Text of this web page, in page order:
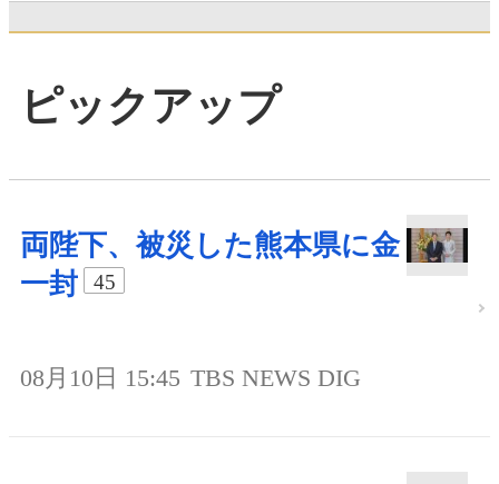
ピックアップ
両陛下、被災した熊本県に金
一封
45
08月10日 15:45 TBS NEWS DIG